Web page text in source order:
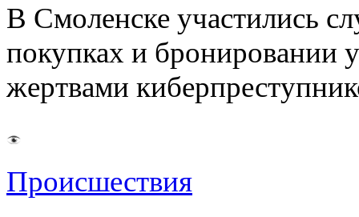
В Смоленске участились
покупках и бронировании
жертвами
Происшествия